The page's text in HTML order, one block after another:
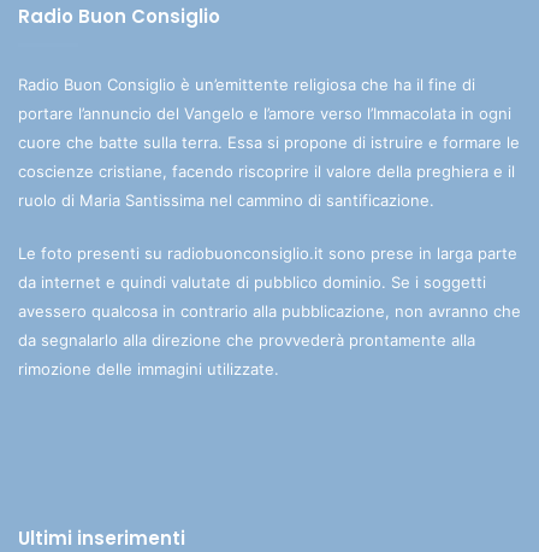
Radio Buon Consiglio
Radio Buon Consiglio è un’emittente religiosa che ha il fine di
portare l’annuncio del Vangelo e l’amore verso l’Immacolata in ogni
cuore che batte sulla terra. Essa si propone di istruire e formare le
coscienze cristiane, facendo riscoprire il valore della preghiera e il
ruolo di Maria Santissima nel cammino di santificazione.
Le foto presenti su radiobuonconsiglio.it sono prese in larga parte
da internet e quindi valutate di pubblico dominio. Se i soggetti
avessero qualcosa in contrario alla pubblicazione, non avranno che
da segnalarlo alla direzione che provvederà prontamente alla
rimozione delle immagini utilizzate.
Ultimi inserimenti